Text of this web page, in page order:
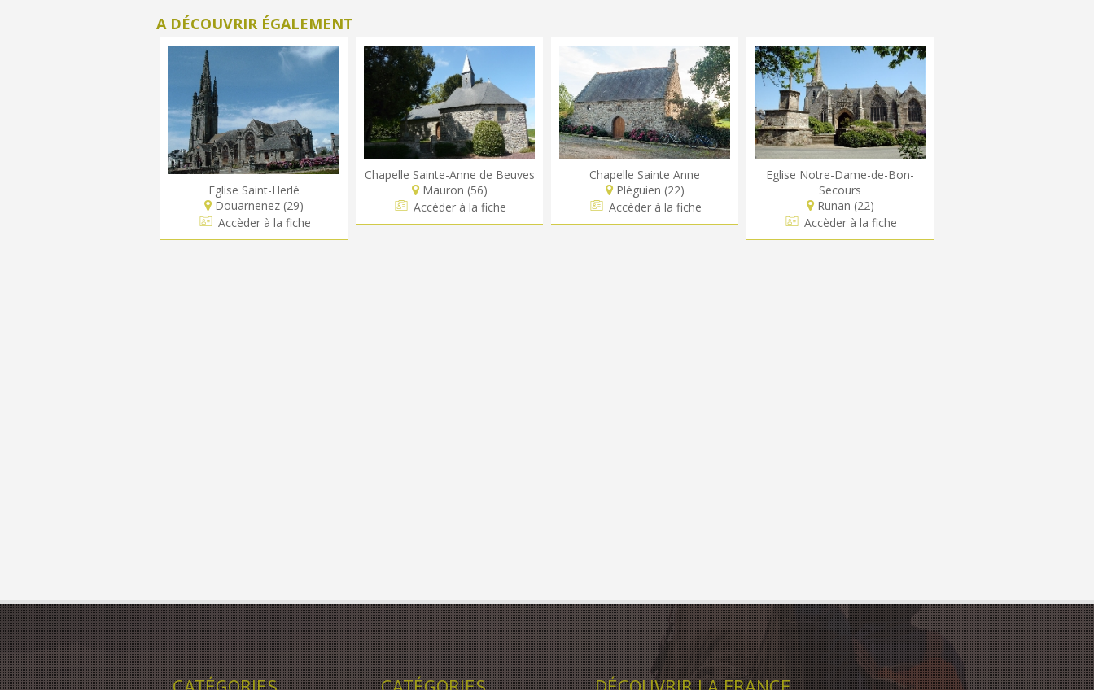
A DÉCOUVRIR ÉGALEMENT
Eglise Saint-Herlé
Douarnenez (29)
Accèder à la fiche
Chapelle Sainte-Anne de Beuves
Mauron (56)
Accèder à la fiche
Chapelle Sainte Anne
Pléguien (22)
Accèder à la fiche
Eglise Notre-Dame-de-Bon-
Secours
Runan (22)
Accèder à la fiche